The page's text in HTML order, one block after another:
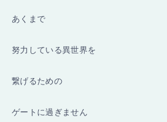
あくまで
努力している異世界を
繋げるための
ゲートに過ぎません